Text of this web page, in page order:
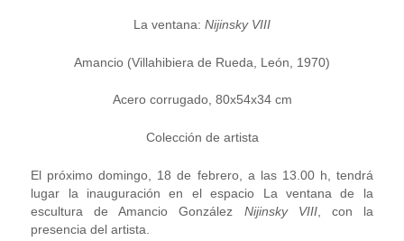
La ventana: Nijinsky VIII
Amancio (Villahibiera de Rueda, León, 1970)
Acero corrugado, 80x54x34 cm
Colección de artista
El próximo domingo, 18 de febrero, a las 13.00 h, tendrá
lugar la inauguración en el espacio La ventana de la
escultura de Amancio González Nijinsky VIII, con la
presencia del artista.